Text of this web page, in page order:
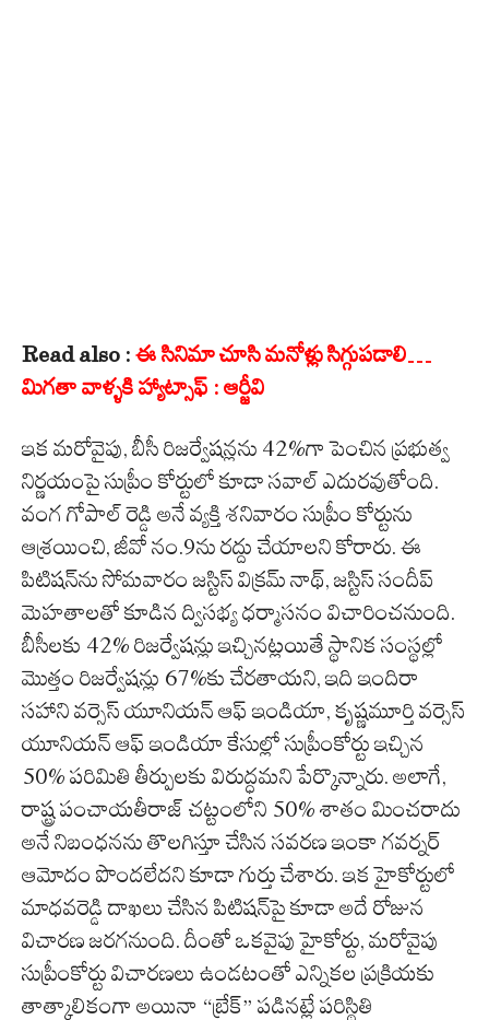
Read also : ఈ సినిమా చూసి మనోళ్లు సిగ్గుపడాలి…
మిగతా వాళ్ళకి హ్యాట్సాఫ్ : ఆర్జీవి
ఇక మరోవైపు, బీసీ రిజర్వేషన్లను 42%గా పెంచిన ప్రభుత్వ
నిర్ణయంపై సుప్రీం కోర్టులో కూడా సవాల్‌ ఎదురవుతోంది.
వంగ గోపాల్ రెడ్డి అనే వ్యక్తి శనివారం సుప్రీం కోర్టును
ఆశ్రయించి, జీవో నం.9ను రద్దు చేయాలని కోరారు. ఈ
పిటిషన్‌ను సోమవారం జస్టిస్ విక్రమ్ నాథ్, జస్టిస్ సందీప్
మెహతాలతో కూడిన ద్విసభ్య ధర్మాసనం విచారించనుంది.
బీసీలకు 42% రిజర్వేషన్లు ఇచ్చినట్లయితే స్థానిక సంస్థల్లో
మొత్తం రిజర్వేషన్లు 67%కు చేరతాయని, ఇది ఇందిరా
సహాని వర్సెస్ యూనియన్ ఆఫ్ ఇండియా, కృష్ణమూర్తి వర్సెస్
యూనియన్ ఆఫ్ ఇండియా కేసుల్లో సుప్రీంకోర్టు ఇచ్చిన
50% పరిమితి తీర్పులకు విరుద్ధమని పేర్కొన్నారు. అలాగే,
రాష్ట్ర పంచాయతీరాజ్ చట్టంలోని 50% శాతం మించరాదు
అనే నిబంధనను తొలగిస్తూ చేసిన సవరణ ఇంకా గవర్నర్
ఆమోదం పొందలేదని కూడా గుర్తు చేశారు. ఇక హైకోర్టులో
మాధవరెడ్డి దాఖలు చేసిన పిటిషన్‌పై కూడా అదే రోజున
విచారణ జరగనుంది. దీంతో ఒకవైపు హైకోర్టు, మరోవైపు
సుప్రీంకోర్టు విచారణలు ఉండటంతో ఎన్నికల ప్రక్రియకు
తాత్కాలికంగా అయినా “బ్రేక్” పడినట్లే పరిస్థితి